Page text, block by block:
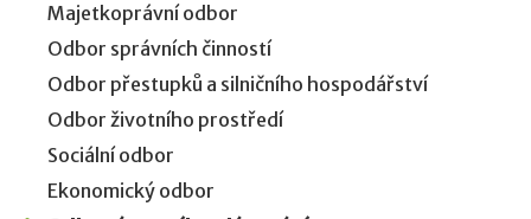
Majetkoprávní odbor
Odbor správních činností
Odbor přestupků a silničního hospodářství
Odbor životního prostředí
Sociální odbor
Ekonomický odbor